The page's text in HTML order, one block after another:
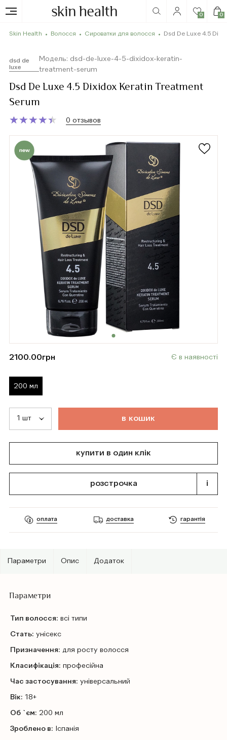
0 0
Skin Health Волосся Сироватки для волосся Dsd De Luxe 4.5
dsd de
luxe
Модель: dsd-de-luxe-4-5-dixidox-keratin-
treatment-serum
Dsd De Luxe 4.5 Dixidox Keratin Treatment
Serum
★
★★
★★
★★
★★
★ 0 отзывов
2100.00грн Є в наявності
200 мл
в кошик
купити в один клік
розстрочка i
оплата доставка гарантія
Параметри Опис Додаток
Параметри
Тип волосся: всі типи
Стать: унісекс
Призначення: для росту волосся
Класифікація: професійна
Час застосування: універсальний
Вік: 18+
Об `єм: 200 мл
Зроблено в: Іспанія